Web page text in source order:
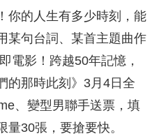
你的人生有多少時刻，能
某句台詞、某首主題曲作
電影！跨越50年記憶，
的那時此刻》3月4日全
、變型男聯手送票，填
30張，要搶要快。